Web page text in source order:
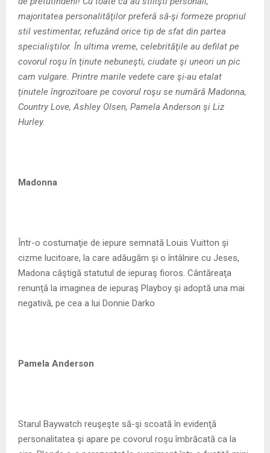
E
N
U
majoritatea personalităţilor preferă să-şi formeze propriul
stil vestimentar, refuzând orice tip de sfat din partea
specialiştilor. În ultima vreme, celebrităţile au defilat pe
covorul roşu în ţinute nebuneşti, ciudate şi uneori un pic
cam vulgare. Printre marile vedete care şi-au etalat
ţinutele îngrozitoare pe covorul roşu se numără Madonna,
Country Love, Ashley Olsen, Pamela Anderson şi Liz
Hurley.
Madonna
Într-o costumaţie de iepure semnată Louis Vuitton şi
cizme lucitoare, la care adăugăm şi o întâlnire cu Jeses,
Madona câştigă statutul de iepuraş fioros. Cântăreaţa
renunţă la imaginea de iepuraş Playboy şi adoptă una mai
negativă, pe cea a lui Donnie Darko
Pamela Anderson
Starul Baywatch reuşeşte să-şi scoată în evidenţă
personalitatea şi apare pe covorul roşu îmbrăcată ca la